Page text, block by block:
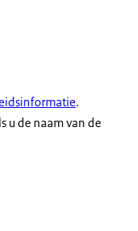
.
u de naam van de